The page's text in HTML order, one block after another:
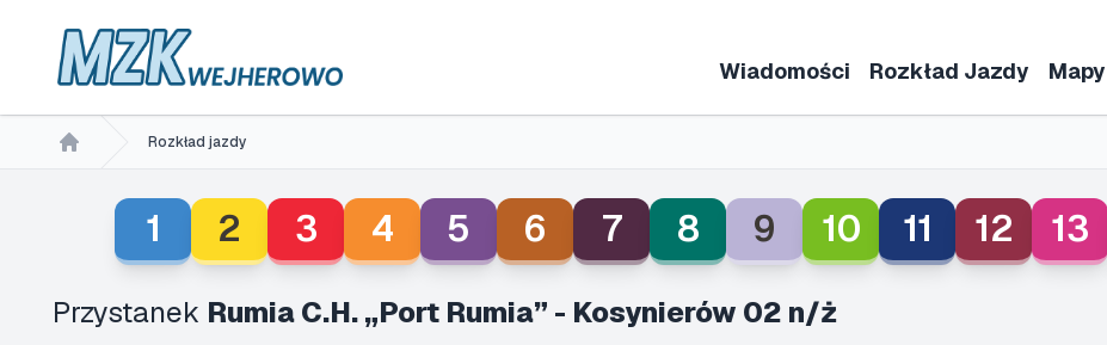
Wiadomości Rozkład Jazdy
Rozkład jazdy
1 2 3 4 5 6 7 8 9 10 11 12 13
Przystanek Rumia C.H. „Port Rumia” - Kosynierów 02 n/ż